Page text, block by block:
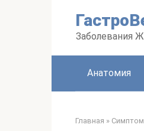
Заболевания
Анатомия
Главная »